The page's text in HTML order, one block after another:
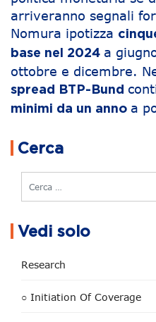
arriveranno segnali
Nomura ipotizza
base nel 2024 a
ottobre e dicembre.
spread BTP-Bund
minimi da un anno a
Cerca
Cerca
Vedi solo
Research
○ Initiation Of Coverage